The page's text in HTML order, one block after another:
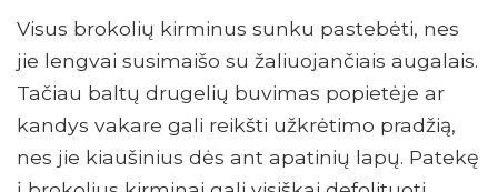
Visus brokolių kirminus sunku pastebėti, nes
jie lengvai susimaišo su žaliuojančiais augalais.
Tačiau baltų drugelių buvimas popietėje ar
kandys vakare gali reikšti užkrėtimo pradžią,
nes jie kiaušinius dės ant apatinių lapų. Patekę